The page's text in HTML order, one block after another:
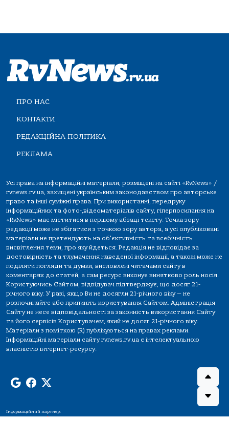
ПРО НАС
КОНТАКТИ
РЕДАКЦІЙНА ПОЛІТИКА
РЕКЛАМА
Усі права на інформаційні матеріали, розміщені на сайті «RvNews» /
rvnews.rv.ua, захищені українським законодавством про авторське
право та інші суміжні права. При використанні, передруку
інформаційних та фото-,відеоматеріалів сайту, гіперпосилання на
«RvNews» має міститися в першому абзаці тексту. Точка зору
редакції може не збігатися з точкою зору автора, а усі опубліковані
матеріали не претендують на об'єктивність та всебічність
висвітлення теми, про яку йдеться. Редакція не відповідає за
достовірність та тлумачення наведеної інформації, а також може не
поділяти погляди та думки, висловлені читачами сайту в
коментарях до статей, а сам ресурс виконує винятково роль носія.
Користуючись Сайтом, відвідувач підтверджує, що досяг 21-
річного віку. У разі, якщо Ви не досягли 21-річного віку — не
розпочинайте або припиніть користування Сайтом. Адміністрація
Сайту не несе відповідальності за законність використання Сайту
та його сервісів Користувачем, який не досяг 21-річного віку.
Матеріали з поміткою (R) публікуються на правах реклами.
Інформаційні матеріали сайту rvnews.rv.ua є інтелектуальною
власністю інтернет-ресурсу.
Інформаційний партнер: